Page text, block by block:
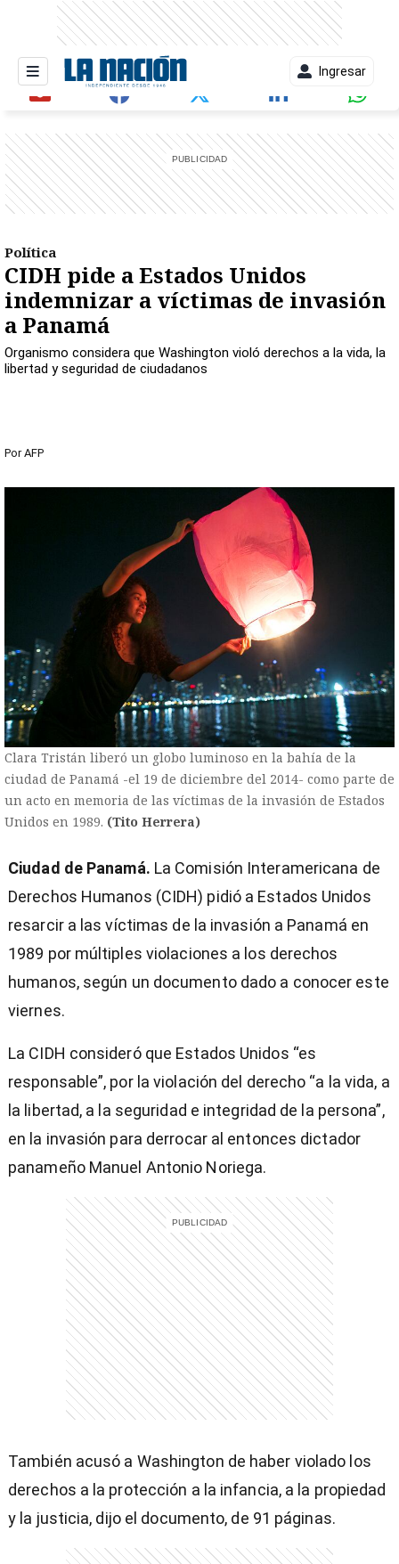
Ingresar
Política
CIDH pide a Estados Unidos
indemnizar a víctimas de invasión
a Panamá
Organismo considera que Washington violó derechos a la vida, la
libertad y seguridad de ciudadanos
Por AFP
Clara Tristán liberó un globo luminoso en la bahía de la
ciudad de Panamá -el 19 de diciembre del 2014- como parte de
un acto en memoria de las víctimas de la invasión de Estados
Unidos en 1989. (Tito Herrera)
Ciudad de Panamá. La Comisión Interamericana de
Derechos Humanos (CIDH) pidió a Estados Unidos
resarcir a las víctimas de la invasión a Panamá en
1989 por múltiples violaciones a los derechos
humanos, según un documento dado a conocer este
viernes.
La CIDH consideró que Estados Unidos “es
responsable”, por la violación del derecho “a la vida, a
la libertad, a la seguridad e integridad de la persona”,
en la invasión para derrocar al entonces dictador
panameño Manuel Antonio Noriega.
También acusó a Washington de haber violado los
derechos a la protección a la infancia, a la propiedad
y la justicia, dijo el documento, de 91 páginas.